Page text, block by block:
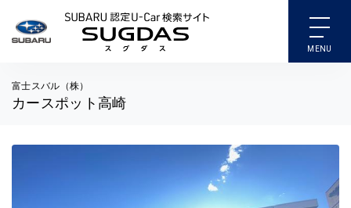
SUBARU 認定U-Car検索
富士スバル（株）
カースポット高崎